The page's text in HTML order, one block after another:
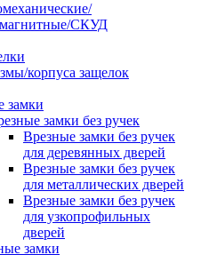
СКУД
корпуса защелок
замки
замки без ручек
Врезные замки без ручек
для деревянных дверей
Врезные замки без ручек
для металлических дверей
Врезные замки без ручек
для узкопрофильных
дверей
замки